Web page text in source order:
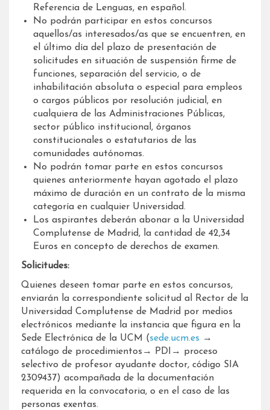
Referencia de Lenguas, en español.
No podrán participar en estos concursos
aquellos/as interesados/as que se encuentren, en
el último día del plazo de presentación de
solicitudes en situación de suspensión firme de
funciones, separación del servicio, o de
inhabilitación absoluta o especial para empleos
o cargos públicos por resolución judicial, en
cualquiera de las Administraciones Públicas,
sector público institucional, órganos
constitucionales o estatutarios de las
comunidades autónomas.
No podrán tomar parte en estos concursos
quienes anteriormente hayan agotado el plazo
máximo de duración en un contrato de la misma
categoría en cualquier Universidad.
Los aspirantes deberán abonar a la Universidad
Complutense de Madrid, la cantidad de 42,34
Euros en concepto de derechos de examen.
Solicitudes:
Quienes deseen tomar parte en estos concursos,
enviarán la correspondiente solicitud al Rector de la
Universidad Complutense de Madrid por medios
electrónicos mediante la instancia que figura en la
Sede Electrónica de la UCM (sede.ucm.es →
catálogo de procedimientos→ PDI→ proceso
selectivo de profesor ayudante doctor, código SIA
2309437) acompañada de la documentación
requerida en la convocatoria, o en el caso de las
personas exentas.